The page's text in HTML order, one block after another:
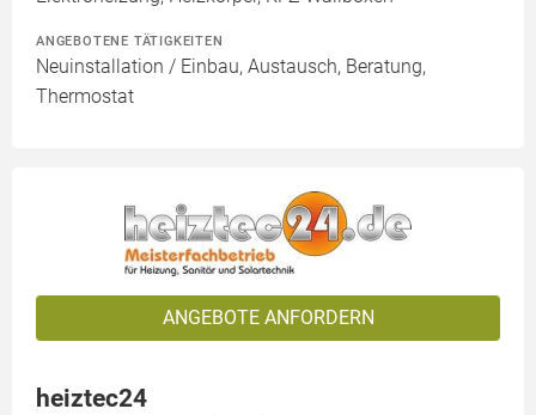
ANGEBOTENE TÄTIGKEITEN
Neuinstallation / Einbau, Austausch, Beratung,
Thermostat
ANGEBOTE ANFORDERN
heiztec24